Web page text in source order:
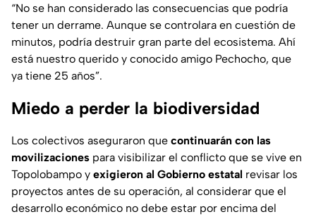
“No se han considerado las consecuencias que podría
tener un derrame. Aunque se controlara en cuestión de
minutos, podría destruir gran parte del ecosistema. Ahí
está nuestro querido y conocido amigo Pechocho, que
ya tiene 25 años”.
Miedo a perder la biodiversidad
Los colectivos aseguraron que continuarán con las
movilizaciones para visibilizar el conflicto que se vive en
Topolobampo y exigieron al Gobierno estatal revisar los
proyectos antes de su operación, al considerar que el
desarrollo económico no debe estar por encima del